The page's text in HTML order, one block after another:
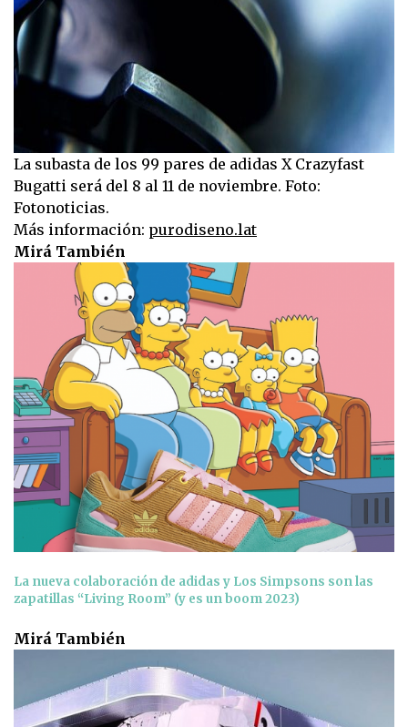
La subasta de los 99 pares de adidas X Crazyfast
Bugatti será del 8 al 11 de noviembre. Foto:
Fotonoticias.
Más información: purodiseno.lat
Mirá También
La nueva colaboración de adidas y Los Simpsons son las
zapatillas “Living Room” (y es un boom 2023)
Mirá También